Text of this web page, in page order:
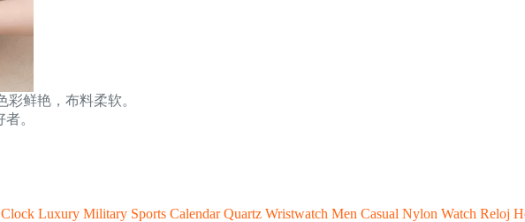
鲜艳，布料柔软。
。
Luxury Military Sports Calendar Quartz Wristwatch Men Casual Nylon Watch Reloj